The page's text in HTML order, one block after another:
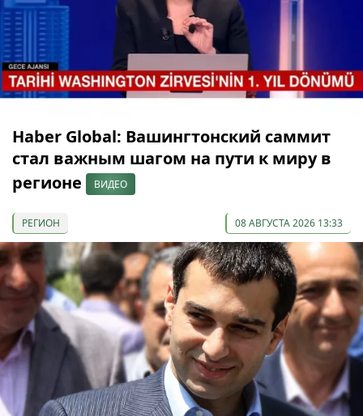
Haber Global: Вашингтонский саммит
стал важным шагом на пути к миру в
регионе
ВИДЕО
РЕГИОН 08 АВГУСТА 2026 13:33